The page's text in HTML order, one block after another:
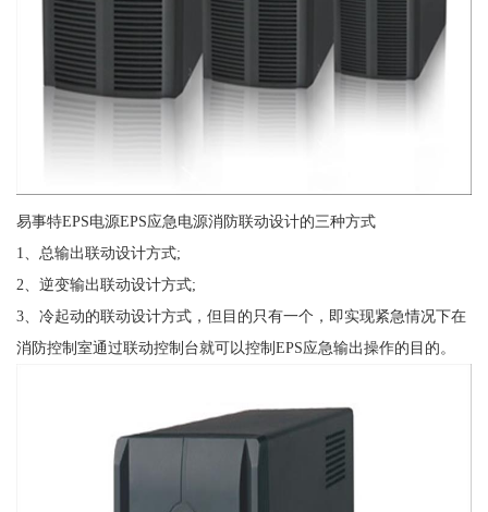
易事特EPS电源EPS应急电源消防联动设计的三种方式
1、总输出联动设计方式;
2、逆变输出联动设计方式;
3、冷起动的联动设计方式，但目的只有一个，即实现紧急情况下在
消防控制室通过联动控制台就可以控制EPS应急输出操作的目的。